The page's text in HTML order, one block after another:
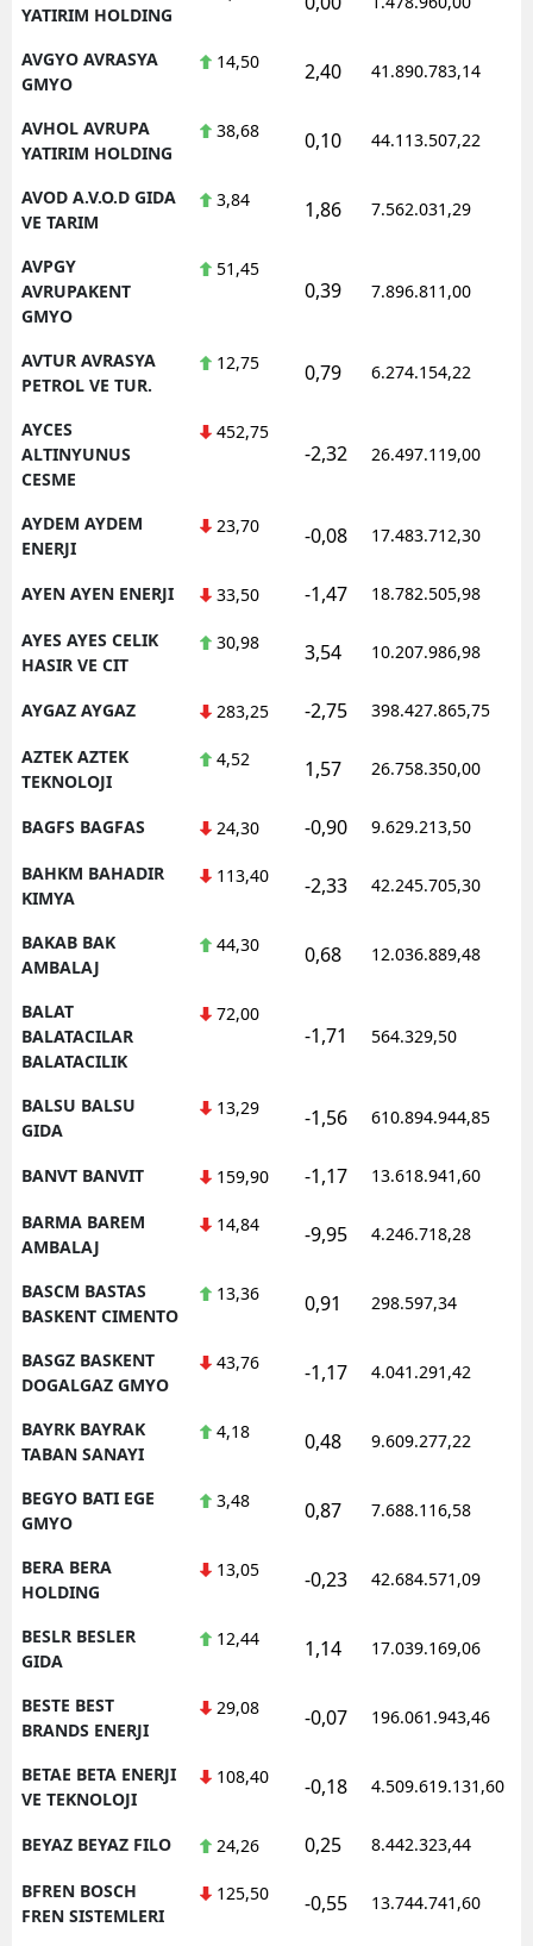
YATIRIM HOLDING
AVGYO AVRASYA
GMYO
14,50 2,40 41.890.783,14
AVHOL AVRUPA
YATIRIM HOLDING
38,68 0,10 44.113.507,22
AVOD A.V.O.D GIDA
VE TARIM
3,84 1,86 7.562.031,29
AVPGY
AVRUPAKENT
GMYO
51,45
0,39 7.896.811,00
AVTUR AVRASYA
PETROL VE TUR.
12,75 0,79 6.274.154,22
AYCES
ALTINYUNUS
CESME
452,75
-2,32 26.497.119,00
AYDEM AYDEM
ENERJI
23,70 -0,08 17.483.712,30
AYEN AYEN ENERJI 33,50 -1,47 18.782.505,98
AYES AYES CELIK
HASIR VE CIT
30,98 3,54 10.207.986,98
AYGAZ AYGAZ 283,25 -2,75 398.427.865,75
AZTEK AZTEK
TEKNOLOJI
4,52 1,57 26.758.350,00
BAGFS BAGFAS 24,30 -0,90 9.629.213,50
BAHKM BAHADIR
KIMYA
113,40 -2,33 42.245.705,30
BAKAB BAK
AMBALAJ
44,30 0,68 12.036.889,48
BALAT
BALATACILAR
BALATACILIK
72,00
-1,71 564.329,50
BALSU BALSU
GIDA
13,29 -1,56 610.894.944,85
BANVT BANVIT 159,90 -1,17 13.618.941,60
BARMA BAREM
AMBALAJ
14,84 -9,95 4.246.718,28
BASCM BASTAS
BASKENT CIMENTO
13,36 0,91 298.597,34
BASGZ BASKENT
DOGALGAZ GMYO
43,76 -1,17 4.041.291,42
BAYRK BAYRAK
TABAN SANAYI
4,18 0,48 9.609.277,22
BEGYO BATI EGE
GMYO
3,48 0,87 7.688.116,58
BERA BERA
HOLDING
13,05 -0,23 42.684.571,09
BESLR BESLER
GIDA
12,44 1,14 17.039.169,06
BESTE BEST
BRANDS ENERJI
29,08 -0,07 196.061.943,46
BETAE BETA ENERJI
VE TEKNOLOJI
108,40 -0,18 4.509.619.131,60
BEYAZ BEYAZ FILO 24,26 0,25 8.442.323,44
BFREN BOSCH
FREN SISTEMLERI
125,50 -0,55 13.744.741,60